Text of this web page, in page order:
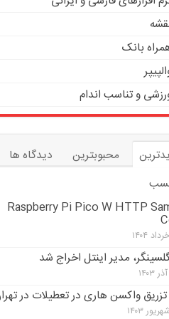
بانک
و تناسب اندام
محبوبترین
دیدگاه ها
Raspberry Pi Pico W HTTP
مدیر اینتل اخراج شد
تزریق واکسن هاری در تعطیلات در